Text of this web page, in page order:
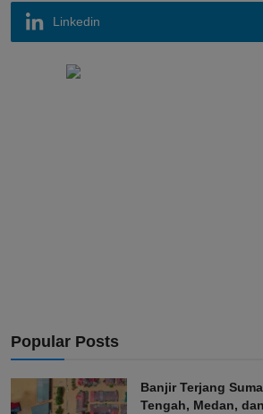
Linkedin
Popular Posts
Banjir Terjang
Tengah, Medan,